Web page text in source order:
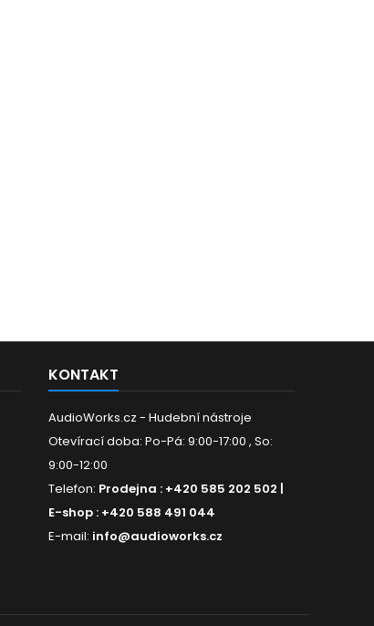
KONTAKT
AudioWorks.cz - Hudební nástroje
Otevírací doba: Po-Pá: 9:00-17:00 , So:
9:00-12:00
Telefon: Prodejna : +420 585 202 502 |
E-shop : +420 588 491 044
E-mail: info@audioworks.cz